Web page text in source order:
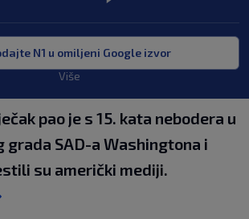
N1 u omiljeni Google izvor
Više
pao je s 15. kata nebodera u
grada SAD-a Washingtona i
su američki mediji.